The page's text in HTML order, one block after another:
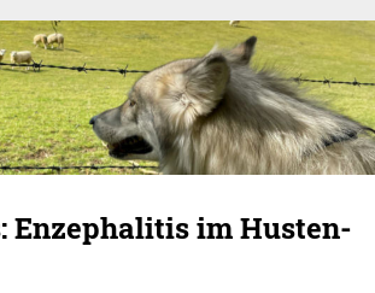
Enzephalitis im Husten-